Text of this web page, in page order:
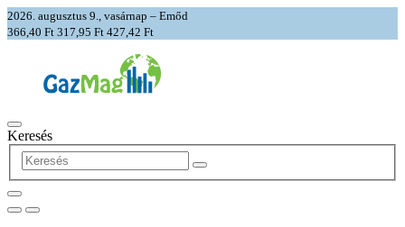
2026. augusztus 9., vasárnap – Emőd
366,40 Ft 317,95 Ft 427,42 Ft
Keresés